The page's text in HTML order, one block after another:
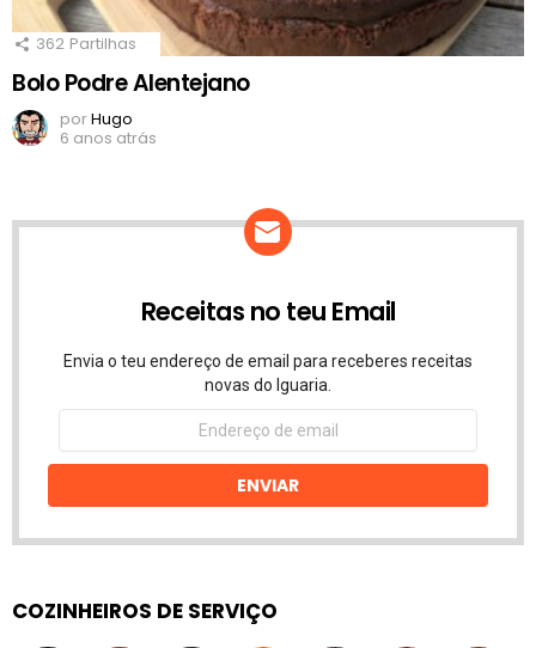
362 Partilhas
Bolo Podre Alentejano
porHugo
6 anos atrás
Receitas no teu Email
Envia o teu endereço de email para receberes receitas
novas do Iguaria.
Endereço
email
ENVIAR
COZINHEIROS DE SERVIÇO